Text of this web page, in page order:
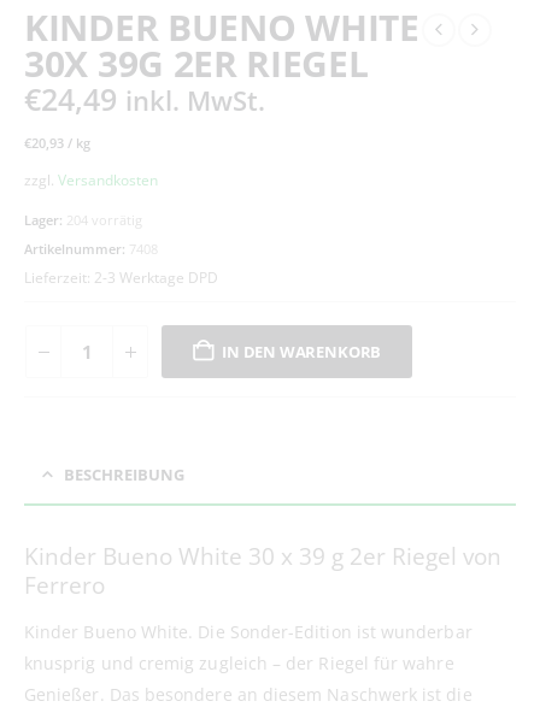
KINDER BUENO WHITE
30X 39G 2ER RIEGEL
€24,49 inkl. MwSt.
€20,93 / kg
zzgl. Versandkosten
Lager:
204 vorrätig
Artikelnummer: 7408
Lieferzeit: 2-3 Werktage DPD
IN DEN WARENKORB
BESCHREIBUNG
Kinder Bueno White 30 x 39 g 2er Riegel von
Ferrero
Kinder Bueno White. Die Sonder-Edition ist wunderbar
knusprig und cremig zugleich – der Riegel für wahre
Genießer. Das besondere an diesem Naschwerk ist die